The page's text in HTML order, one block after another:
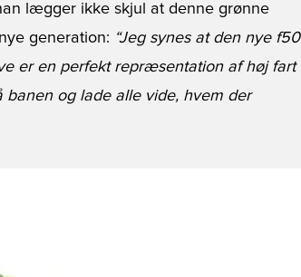
lægger ikke skjul at denne grønne
generation: “Jeg synes at den nye f50
er en perfekt repræsentation af høj fart
banen og lade alle vide, hvem der